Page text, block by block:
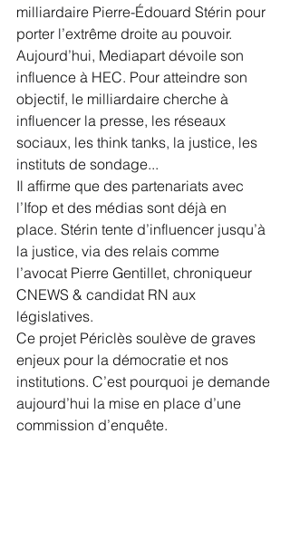
milliardaire Pierre-Édouard Stérin pour
porter l’extrême droite au pouvoir.
Aujourd’hui, Mediapart dévoile son
influence à HEC. Pour atteindre son
objectif, le milliardaire cherche à
influencer la presse, les réseaux
sociaux, les think tanks, la justice, les
instituts de sondage...
Il affirme que des partenariats avec
l’Ifop et des médias sont déjà en
place. Stérin tente d’influencer jusqu’à
la justice, via des relais comme
l’avocat Pierre Gentillet, chroniqueur
CNEWS & candidat RN aux
législatives.
Ce projet Périclès soulève de graves
enjeux pour la démocratie et nos
institutions. C’est pourquoi je demande
aujourd’hui la mise en place d’une
commission d’enquête.